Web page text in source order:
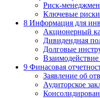
Риск-
Ключевые риски
8 Информация для
Акционерный
Дивидендная
Долговые
9 Финасовая
Заявление об
Аудиторское